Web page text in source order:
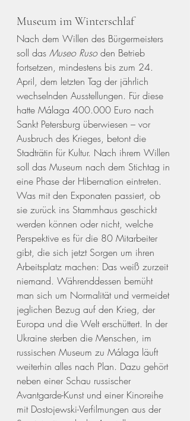
Museum im Winterschlaf
Nach dem Willen des Bürgermeisters
soll das Museo Ruso den Betrieb
fortsetzen, mindestens bis zum 24.
April, dem letzten Tag der jährlich
wechselnden Ausstellungen. Für diese
hatte Málaga 400.000 Euro nach
Sankt Petersburg überwiesen – vor
Ausbruch des Krieges, betont die
Stadträtin für Kultur. Nach ihrem Willen
soll das Museum nach dem Stichtag in
eine Phase der Hibernation eintreten.
Was mit den Exponaten passiert, ob
sie zurück ins Stammhaus geschickt
werden können oder nicht, welche
Perspektive es für die 80 Mitarbeiter
gibt, die sich jetzt Sorgen um ihren
Arbeitsplatz machen: Das weiß zurzeit
niemand. Währenddessen bemüht
man sich um Normalität und vermeidet
jeglichen Bezug auf den Krieg, der
Europa und die Welt erschüttert. In der
Ukraine sterben die Menschen, im
russischen Museum zu Málaga läuft
weiterhin alles nach Plan. Dazu gehört
neben einer Schau russischer
Avantgarde-Kunst und einer Kinoreihe
mit Dostojewski-Verfilmungen aus der